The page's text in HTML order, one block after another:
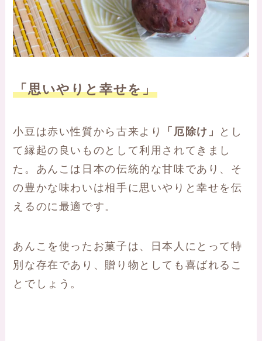
「思いやりと幸せを」
小豆は赤い性質から古来より 「厄除け」
とし
て縁起の良いものとして利用されてきまし
た。あんこは日本の伝統的な甘味であり、そ
の豊かな味わいは相手に思いやりと幸せを伝
えるのに最適です。
あんこを使ったお菓子は、日本人にとって特
別な存在であり、贈り物としても喜ばれるこ
とでしょう。